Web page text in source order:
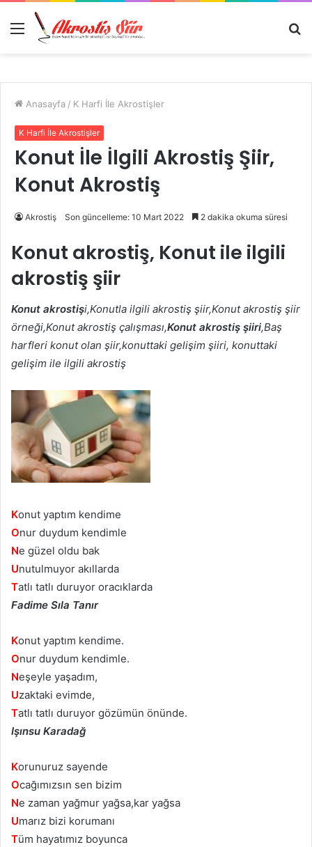
Menü
Anasayfa / K Harfi İle Akrostişler
K Harfi İle Akrostişler
Konut İle İlgili Akrostiş Şiir,
Konut Akrostiş
Akrostiş Son güncelleme: 10 Mart 2022 2 dakika okuma süresi
Konut akrostiş, Konut ile ilgili
akrostiş şiir
Konut akrostişi,Konutla ilgili akrostiş şiir,Konut akrostiş şiir
örneği,Konut akrostiş çalışması,Konut akrostiş şiiri,Baş
harfleri konut olan şiir,konuttaki gelişim şiiri, konuttaki
gelişim ile ilgili akrostiş
Konut yaptım kendime
Onur duydum kendimle
Ne güzel oldu bak
Unutulmuyor akıllarda
Tatlı tatlı duruyor oracıklarda
Fadime Sıla Tanır
Konut yaptım kendime.
Onur duydum kendimle.
Neşeyle yaşadım,
Uzaktaki evimde,
Tatlı tatlı duruyor gözümün önünde.
Işınsu Karadağ
Korunuruz sayende
Ocağımızsın sen bizim
Ne zaman yağmur yağsa,kar yağsa
Umarız bizi korumanı
Tüm hayatımız boyunca